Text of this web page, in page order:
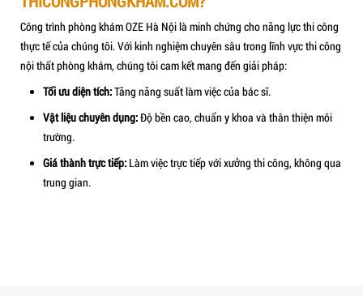
âm hợp lý để tránh lây nhiễm chéo.